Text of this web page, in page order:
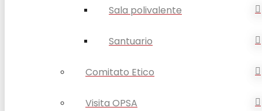
Sala polivalente
Santuario
Comitato Etico
Visita OPSA